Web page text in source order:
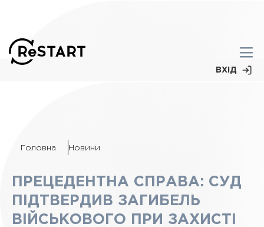
ВХІД
Головна Новини
ПРЕЦЕДЕНТНА СПРАВА: СУД
ПІДТВЕРДИВ ЗАГИБЕЛЬ
ВІЙСЬКОВОГО ПРИ ЗАХИСТІ